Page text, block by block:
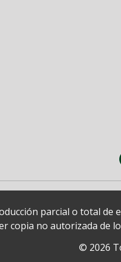
parcial o total de
copia no autorizada de
© 2026